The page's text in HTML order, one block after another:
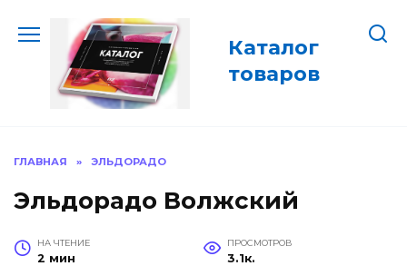
содержанию
Каталог
товаров
ГЛАВНАЯ » ЭЛЬДОРАДО
Эльдорадо Волжский
НА ЧТЕНИЕ
2 мин
ПРОСМОТРОВ
3.1к.